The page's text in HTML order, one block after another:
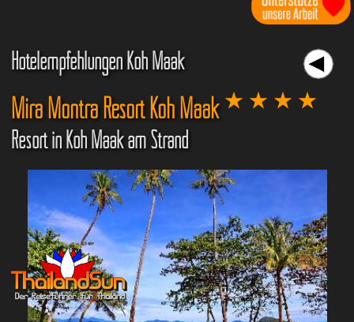
Hotelempfehlungen Koh Maak
Mira Montra Resort Koh Maak
Resort in Koh Maak am Strand